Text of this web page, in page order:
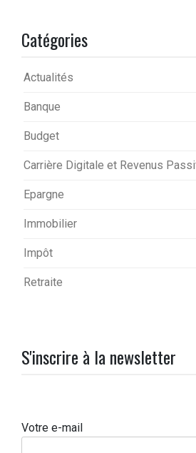
Catégories
Actualités
Banque
Budget
Carrière Digitale et Revenus
Epargne
Immobilier
Impôt
Retraite
S'inscrire à la newsletter
Votre e-mail